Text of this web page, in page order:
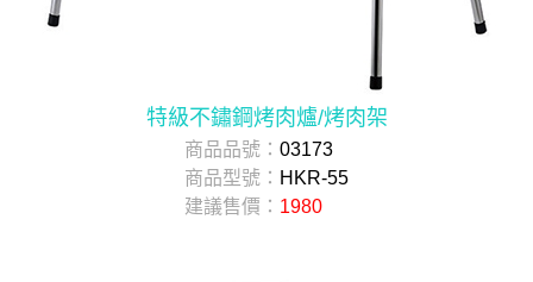
特級不鏽鋼烤肉爐/烤肉架
商品品號： 03173
商品型號： HKR-55
建議售價： 1980